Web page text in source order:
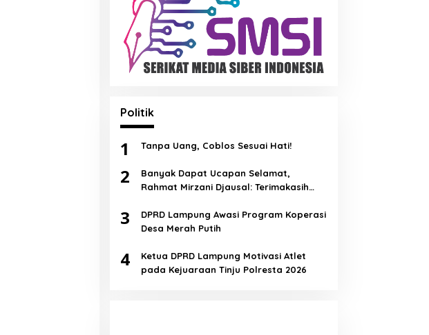
Politik
1 Tanpa Uang, Coblos Sesuai Hati!
2
Banyak Dapat Ucapan Selamat,
Rahmat Mirzani Djausal: Terimakasih
3
DPRD Lampung Awasi Program Koperasi
Desa Merah Putih
4
Ketua DPRD Lampung Motivasi Atlet
pada Kejuaraan Tinju Polresta 2026